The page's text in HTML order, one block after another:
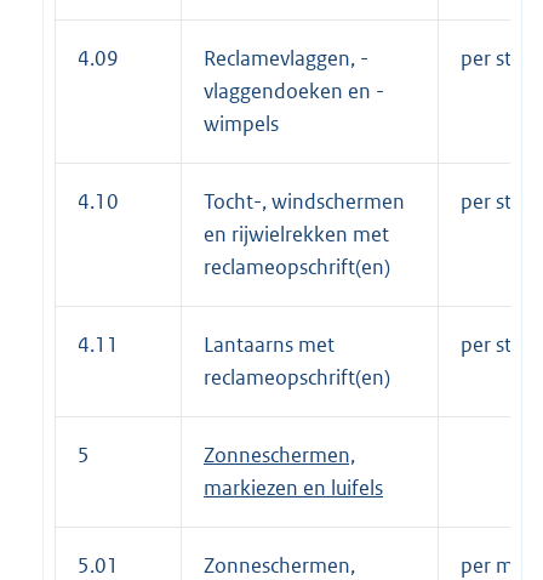
4.09
Reclamevlaggen, -
vlaggendoeken en -
wimpels
per stuk
4.10
Tocht-, windschermen
en rijwielrekken met
reclameopschrift(en)
per stuk
4.11
Lantaarns met
reclameopschrift(en)
per stuk
5
Zonneschermen,
markiezen en luifels
5.01
Zonneschermen,
per m1